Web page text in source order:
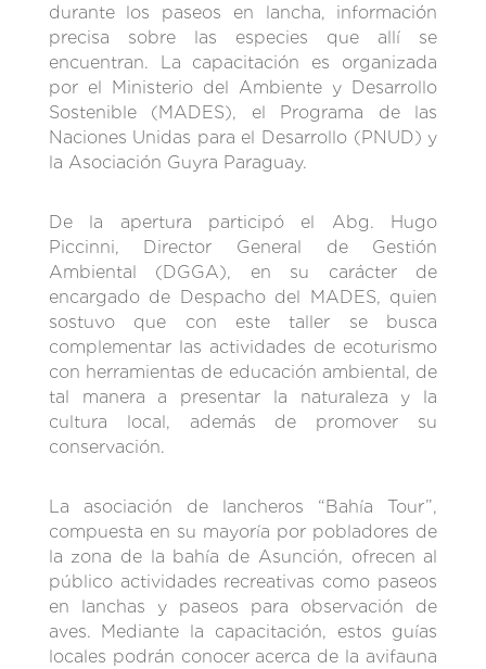
durante los paseos en lancha, información
precisa sobre las especies que allí se
encuentran. La capacitación es organizada
por el Ministerio del Ambiente y Desarrollo
Sostenible (MADES), el Programa de las
Naciones Unidas para el Desarrollo (PNUD) y
la Asociación Guyra Paraguay.
De la apertura participó el Abg. Hugo
Piccinni, Director General de Gestión
Ambiental (DGGA), en su carácter de
encargado de Despacho del MADES, quien
sostuvo que con este taller se busca
complementar las actividades de ecoturismo
con herramientas de educación ambiental, de
tal manera a presentar la naturaleza y la
cultura local, además de promover su
conservación.
La asociación de lancheros “Bahía Tour”,
compuesta en su mayoría por pobladores de
la zona de la bahía de Asunción, ofrecen al
público actividades recreativas como paseos
en lanchas y paseos para observación de
aves. Mediante la capacitación, estos guías
locales podrán conocer acerca de la avifauna